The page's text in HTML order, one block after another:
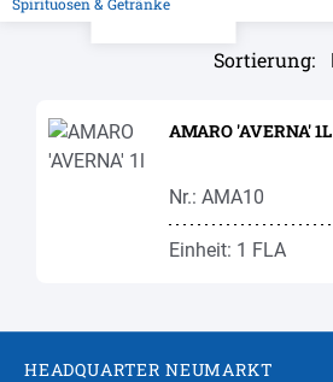
Sortierung:
AMARO 'AVERNA' 1L
Nr.: AMA10
Einheit: 1 FLA
HEADQUARTER NEUMARKT